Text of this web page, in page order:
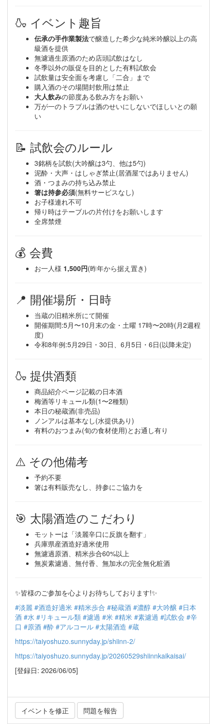
🍶 イベント趣旨
伝承の手作業製法で醸造した希少な純米吟醸以上の高
級酒を提供
無濾過生原酒のため店頭試飲はなし
冬季以外の販促を目的とした有料試飲会
試飲量は安全面を考慮し「二合」まで
購入酒のその場開封飲用は禁止
大人飲みの節度ある飲み方をお願い
万が一のトラブルは酒のせいにしないでほしいとの願
い
📝 試飲会のルール
3銘柄を試飲(大吟醸は3勺、他は5勺)
泥酔・大声・はしゃぎ禁止(居酒屋ではありません)
酒・つまみの持ち込み禁止
箸は持参必須(無料サービスなし)
お子様連れ不可
帰り時はテーブルの片付けをお願いします
全席禁煙
💰 会費
お一人様 1,500円(昨年から据え置き)
📍 開催場所・日時
当蔵の旧精米所にて開催
開催期間:5月〜10月末の金・土曜 17時〜20時(月2週程
度)
令和8年例:5月29日・30日、6月5日・6日(以降未定)
🍶 提供酒類
商品紹介ページ記載の日本酒
梅酒等リキュール類(1〜2種類)
本日の秘蔵酒(非売品)
ノンアルは基本なし(水提供あり)
有料のおつまみ(旬の食材使用)とお通し有り
⚠️ その他備考
予約不要
箸は有料販売なし、持参にご協力を
🎯 太陽酒造のこだわり
モットーは「淡麗辛口に反旗を翻す」
兵庫県産酒造好適米使用
無濾過原酒、精米歩合60%以上
無炭素濾過、無付香、無加水の完全無化粧酒
✨皆様のご参加を心よりお待ちしております!✨
#淡麗 #酒造好適米 #精米歩合 #秘蔵酒 #濃醇 #大吟醸 #日本
酒 #水 #リキュール類 #濾過 #米 #精米 #素濾過 #試飲会 #辛
口 #原酒 #酔 #アルコール #太陽酒造 #蔵
https://taiyoshuzo.sunnyday.jp/shiinn-2/
https://taiyoshuzo.sunnyday.jp/20260529shiinnkaikaisai/
[登録日: 2026/06/05]
イベントを修正 問題を報告